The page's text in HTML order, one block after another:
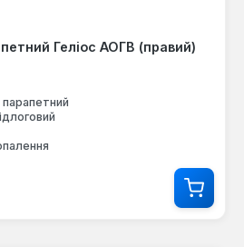
Геліос АОГВ (правий)